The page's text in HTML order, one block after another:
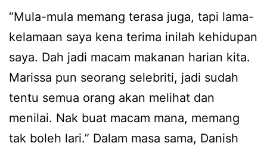
“Mula-mula memang terasa juga, tapi lama-
kelamaan saya kena terima inilah kehidupan
saya. Dah jadi macam makanan harian kita.
Marissa pun seorang selebriti, jadi sudah
tentu semua orang akan melihat dan
menilai. Nak buat macam mana, memang
tak boleh lari.” Dalam masa sama, Danish